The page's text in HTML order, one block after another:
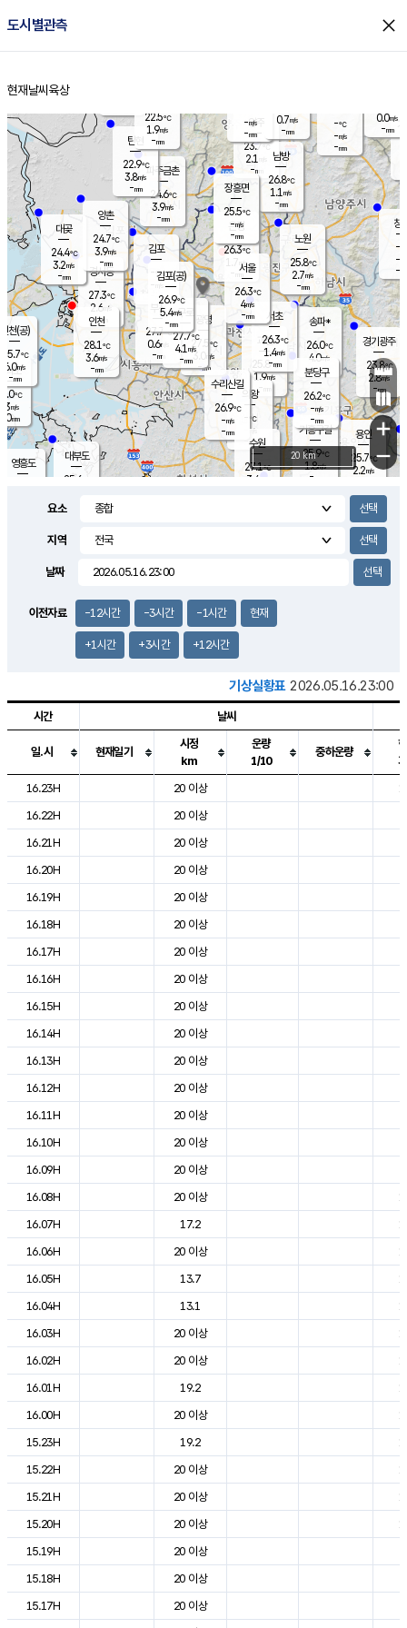
도시별관측 close
홈
현재날씨 육상
의도
℃
m/s
mm
영흥도
양주
23.7℃
2.1
-mm
과천
25.8℃
1.9m/s
- mm
용인
25.7℃
2.2m/s
경기광주
23.8℃
2.8m/s
-mm
2.3m/s
대부도
25.6
14.5
경서동
27.3℃
2.6 m/s
-mm
파주금촌
24.6℃
3.9m/s
-mm
-℃
-m/s
-mm
대곶
24.4℃
3.2m/s
-mm
창
-
-m/
-
탄현
22.9℃
3.8m/s
-mm
0.0m/s
-mm
의왕
- ℃
m/s
mm
김포
- ℃
-m/s
mm
광명
27.5 ℃
3.0 m/s
-mm
부천
27.7℃
0.6m/s
-mm
양촌
24.7℃
3.9m/s
-mm
구로
27.7℃
4.1 m/s
-mm
은평
26.3℃
1.7 m/s
- mm
노원
25.8℃
2.7m/s
-mm
송파*
26.0℃
4.0m/s
-mm
서초
26.3℃
1.4m/s
-mm
남방
26.8℃
1.1 m/s
-mm
기흥구갈
25.9℃
1.8m/s
-
수리산길
26.9℃
-m/s
-mm
분당구
26.2℃
-m/s
-mm
장흥면
25.5℃
-m/s
-mm
-m/s
-mm
인천(공)
25.7℃
6.0m/s
-mm
김포(공)
26.9℃
5.4m/s
-mm
수원
27.1℃
3.4 m/s
인천
28.1℃
3.6m/s
-mm
서울
26.3℃
4m/s
-mm
22.5℃
1.9m/s
-mm
0.7m/s
-mm
+
−
20 km
요소
지역
날짜
이전자료 -12시간 -3시간 -1시간 현재
+1시간 +3시간 +12시간
기상실황표 2026.05.16.23:00
도시별 기상실황표로 지점, 날씨, 기온, 강수, 바람, 기압등을 안내한 표입
시간 날씨
일.시 현재일기
시정
km
운량
1/10
중하운량
16.23H
20 이상
16.22H
20 이상
16.21H
20 이상
16.20H
20 이상
16.19H
20 이상
16.18H
20 이상
16.17H
20 이상
16.16H
20 이상
16.15H
20 이상
16.14H
20 이상
16.13H
20 이상
16.12H
20 이상
16.11H
20 이상
16.10H
20 이상
16.09H
20 이상
16.08H
20 이상
16.07H
17.2
16.06H
20 이상
16.05H
13.7
16.04H
13.1
16.03H
20 이상
16.02H
20 이상
16.01H
19.2
16.00H
20 이상
15.23H
19.2
15.22H
20 이상
15.21H
20 이상
15.20H
20 이상
15.19H
20 이상
15.18H
20 이상
15.17H
20 이상